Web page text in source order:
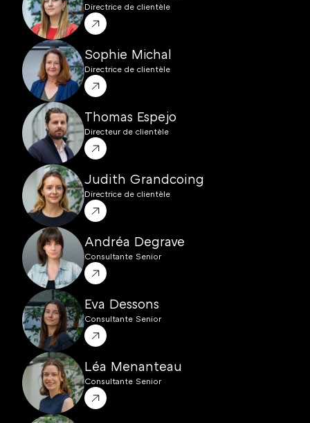
Directrice de clientèle
Sophie Michal
Directrice de clientèle
Thomas Espejo
Directeur de clientèle
Judith Grandcoing
Directrice de clientèle
Andréa Degrave
Consultante Senior
Eva Dessons
Consultante Senior
Léa Menanteau
Consultante Senior